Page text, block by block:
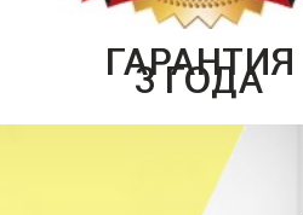
ГАРАНТИЯ
3 ГОДА